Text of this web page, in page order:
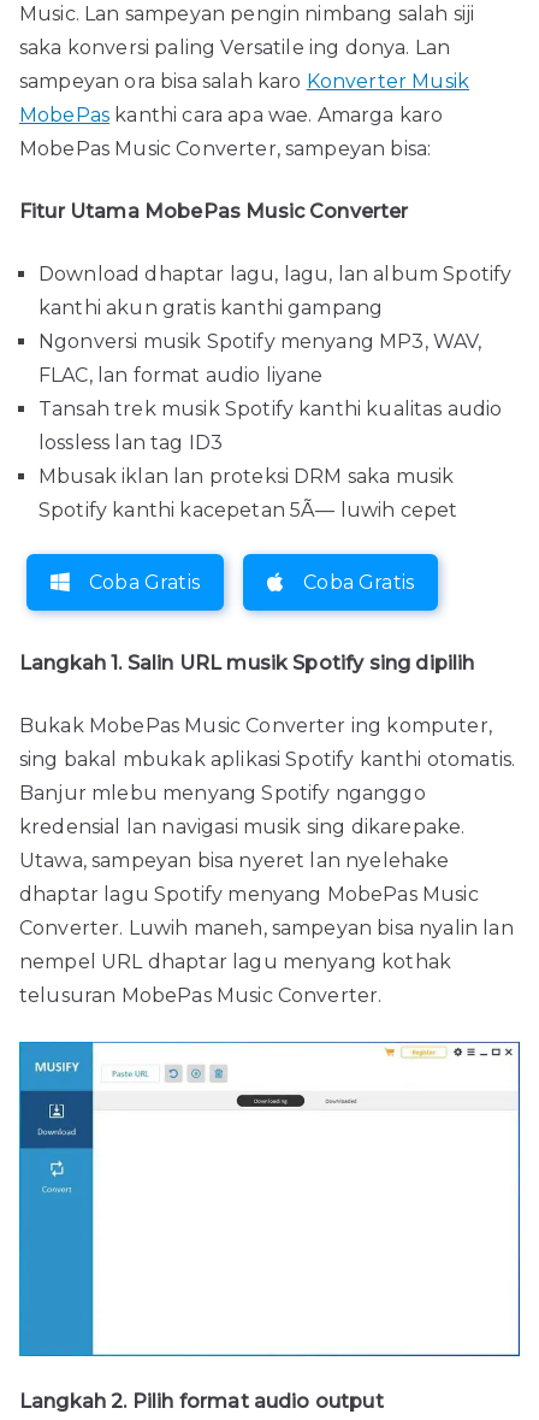
Music. Lan sampeyan pengin nimbang salah siji
saka konversi paling Versatile ing donya. Lan
sampeyan ora bisa salah karo Konverter Musik
MobePas kanthi cara apa wae. Amarga karo
MobePas Music Converter, sampeyan bisa:
Fitur Utama MobePas Music Converter
Download dhaptar lagu, lagu, lan album Spotify
kanthi akun gratis kanthi gampang
Ngonversi musik Spotify menyang MP3, WAV,
FLAC, lan format audio liyane
Tansah trek musik Spotify kanthi kualitas audio
lossless lan tag ID3
Mbusak iklan lan proteksi DRM saka musik
Spotify kanthi kacepetan 5Ã— luwih cepet
Coba Gratis Coba Gratis
Langkah 1. Salin URL musik Spotify sing dipilih
Bukak MobePas Music Converter ing komputer,
sing bakal mbukak aplikasi Spotify kanthi otomatis.
Banjur mlebu menyang Spotify nganggo
kredensial lan navigasi musik sing dikarepake.
Utawa, sampeyan bisa nyeret lan nyelehake
dhaptar lagu Spotify menyang MobePas Music
Converter. Luwih maneh, sampeyan bisa nyalin lan
nempel URL dhaptar lagu menyang kothak
telusuran MobePas Music Converter.
Langkah 2. Pilih format audio output